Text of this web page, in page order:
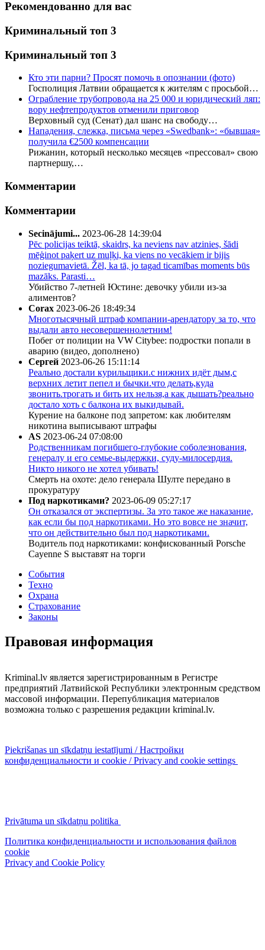
Рекомендованно для вас
Криминальный топ 3
Криминальный топ 3
Кто эти парни? Просят помочь в опознании (фото)
Госполиция Латвии обращается к жителям с просьбой…
Ограбление трубопровода на 25 000 и юридический ляп:
вору нефтепродуктов отменили приговор
Верховный суд (Сенат) дал шанс на свободу…
Нападения, слежка, письма через «Swedbank»: «бывшая»
получила €2500 компенсации
Рижанин, который несколько месяцев «прессовал» свою
партнершу,…
Комментарии
Комментарии
Secinājumi... 2023-06-28 14:39:04
Pēc policijas teiktā, skaidrs, ka neviens nav atzinies, šādi
mēģinot paķert uz muļķi, ka viens no vecākiem ir bijis
noziegumavietā. Žēl, ka tā, jo tagad ticamības moments būs
mazāks. Parasti…
Убийство 7-летней Юстине: девочку убили из-за
алиментов?
Corax 2023-06-26 18:49:34
Многотысячный штраф компании-арендатору за то, что
выдали авто несовершеннолетним!
Побег от полиции на VW Citybee: подростки попали в
аварию (видео, дополнено)
Сергей 2023-06-26 15:11:14
Реально достали курильщики.с нижних идёт дым,с
верхних летит пепел и бычки.что делать,куда
звонить.трогать и бить их нельзя,а как дышать?реально
достало хоть с балкона их выкидывай.
Курение на балконе под запретом: как любителям
никотина выписывают штрафы
AS 2023-06-24 07:08:00
Родственникам погибшего-глубокие соболезнования,
генералу и его семье-выдержки, суду-милосердия.
Никто никого не хотел убивать!
Смерть на охоте: дело генерала Шулте передано в
прокуратуру
Под наркотиками? 2023-06-09 05:27:17
Он отказался от экспертизы. За это такое же наказание,
как если бы под наркотиками. Но это вовсе не значит,
что он действительно был под наркотиками.
Водитель под наркотиками: конфискованный Porsche
Cayenne S выставят на торги
События
Техно
Охрана
Страхование
Законы
Правовая информация
Kriminal.lv является зарегистрированным в Регистре
предприятий Латвийской Республики электронным средством
массовой информации. Перепубликация материалов
возможна только с разрешения редакции kriminal.lv.
Piekrišanas un sīkdatņu iestatījumi / Настройки
конфиденциальности и cookie / Privacy and cookie settings
Privātuma un sīkdatņu politika
Политика конфиденциальности и использования файлов
cookie
Privacy and Cookie Policy